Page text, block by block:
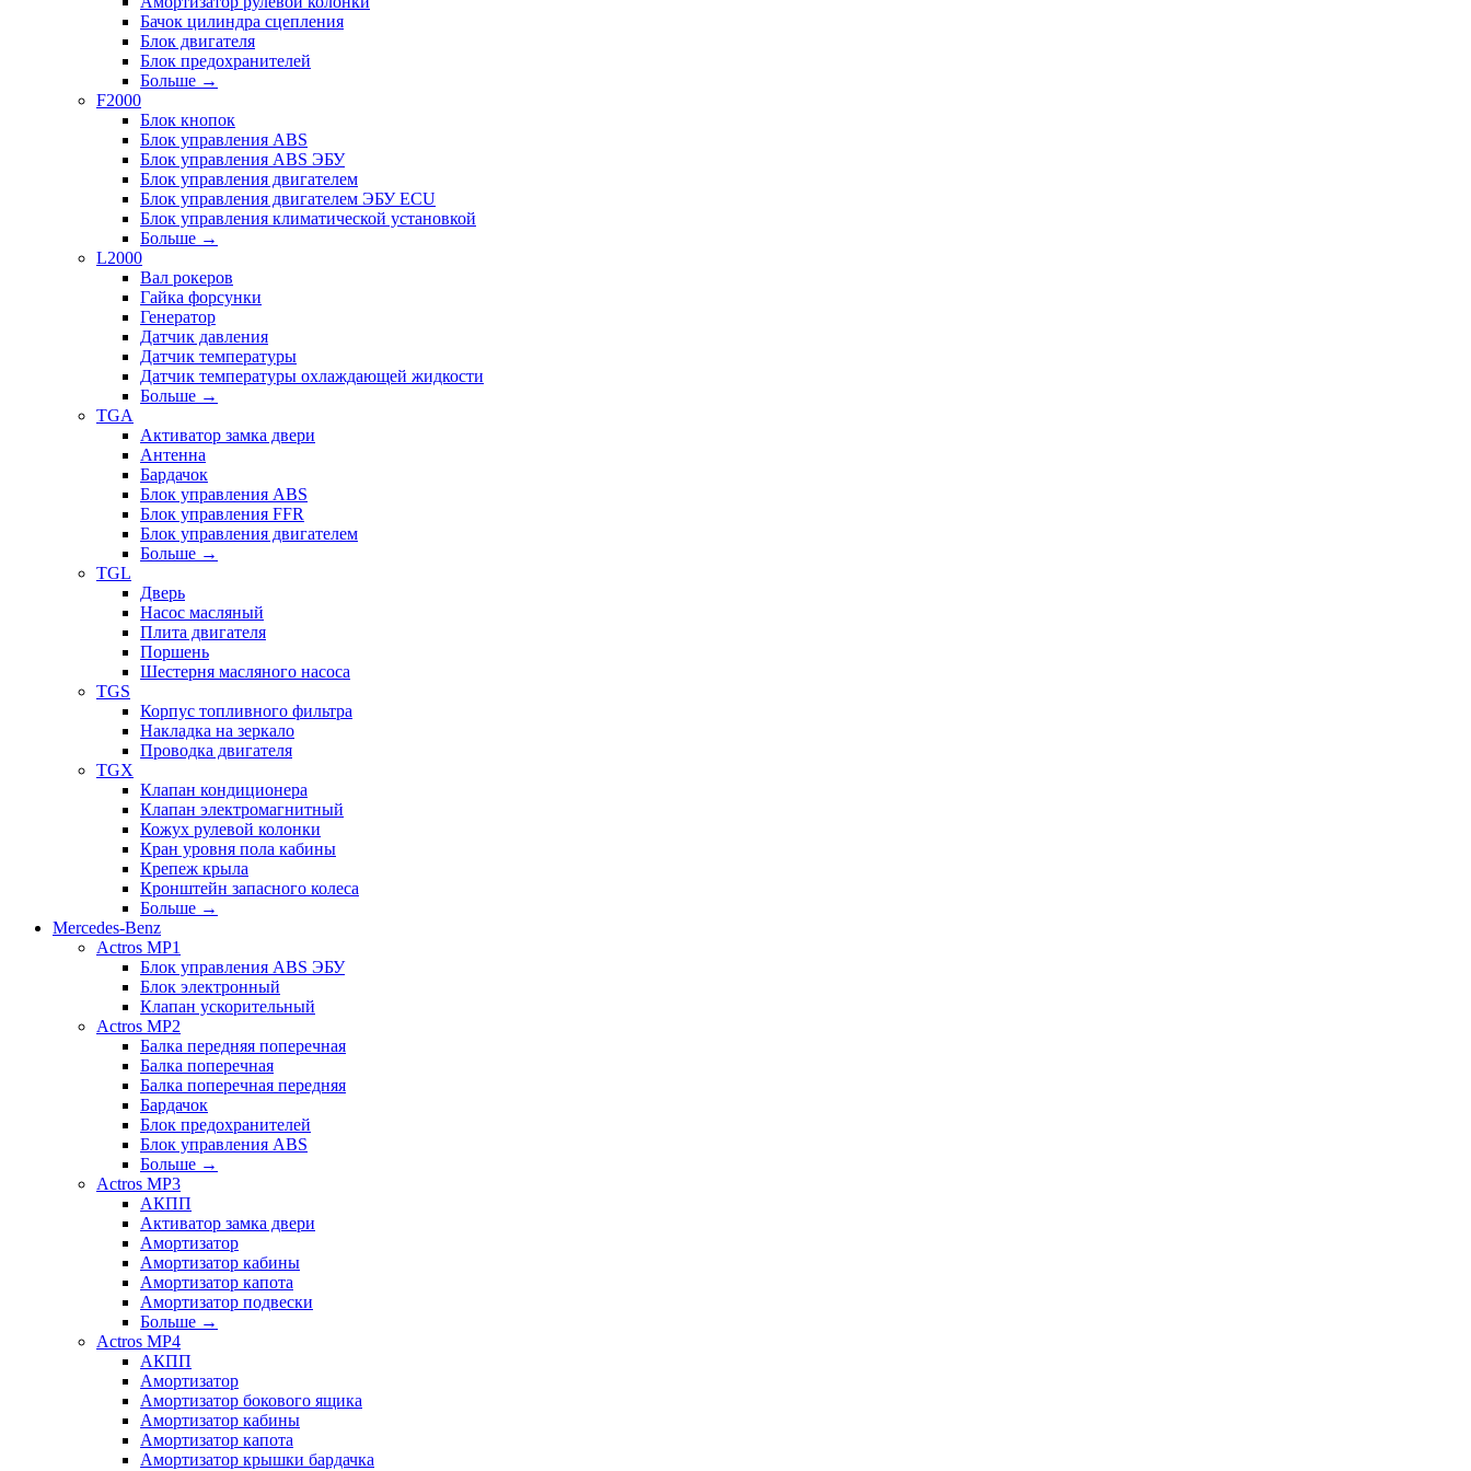
Бачок цилиндра сцепления
Блок двигателя
Блок предохранителей
Больше →
F2000
Блок кнопок
Блок управления ABS
Блок управления ABS ЭБУ
Блок управления двигателем
Блок управления двигателем ЭБУ ECU
Блок управления климатической установкой
Больше →
L2000
Вал рокеров
Гайка форсунки
Генератор
Датчик давления
Датчик температуры
Датчик температуры охлаждающей жидкости
Больше →
TGA
Активатор замка двери
Антенна
Бардачок
Блок управления ABS
Блок управления FFR
Блок управления двигателем
Больше →
TGL
Дверь
Насос масляный
Плита двигателя
Поршень
Шестерня масляного насоса
TGS
Корпус топливного фильтра
Накладка на зеркало
Проводка двигателя
TGX
Клапан кондиционера
Клапан электромагнитный
Кожух рулевой колонки
Кран уровня пола кабины
Крепеж крыла
Кронштейн запасного колеса
Больше →
Mercedes-Benz
Actros MP1
Блок управления ABS ЭБУ
Блок электронный
Клапан ускорительный
Actros MP2
Балка передняя поперечная
Балка поперечная
Балка поперечная передняя
Бардачок
Блок предохранителей
Блок управления ABS
Больше →
Actros MP3
АКПП
Активатор замка двери
Амортизатор
Амортизатор кабины
Амортизатор капота
Амортизатор подвески
Больше →
Actros MP4
АКПП
Амортизатор
Амортизатор бокового ящика
Амортизатор кабины
Амортизатор капота
Амортизатор крышки бардачка